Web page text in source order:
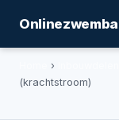
›
(krachtstroom)